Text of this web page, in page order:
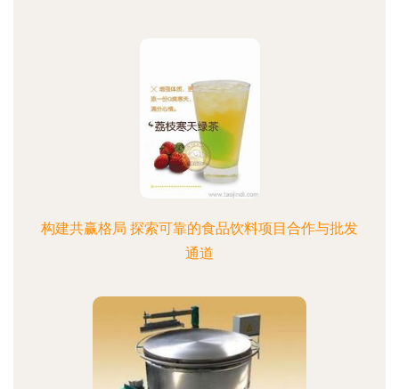
构建共赢格局 探索可靠的食品饮料项目合作与批发
通道